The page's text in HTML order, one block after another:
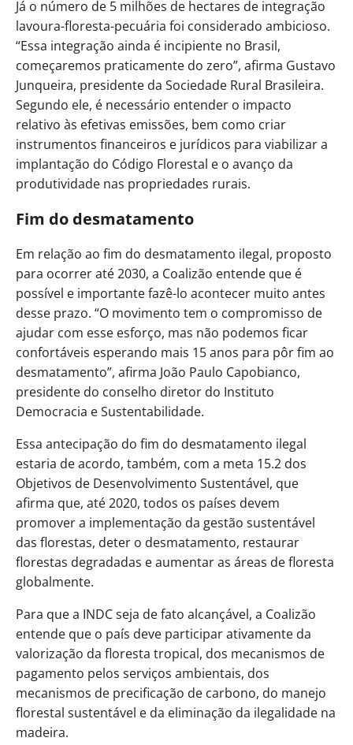
Já o número de 5 milhões de hectares de integração
lavoura-floresta-pecuária foi considerado ambicioso.
“Essa integração ainda é incipiente no Brasil,
começaremos praticamente do zero”, afirma Gustavo
Junqueira, presidente da Sociedade Rural Brasileira.
Segundo ele, é necessário entender o impacto
relativo às efetivas emissões, bem como criar
instrumentos financeiros e jurídicos para viabilizar a
implantação do Código Florestal e o avanço da
produtividade nas propriedades rurais.
Fim do desmatamento
Em relação ao fim do desmatamento ilegal, proposto
para ocorrer até 2030, a Coalizão entende que é
possível e importante fazê-lo acontecer muito antes
desse prazo. “O movimento tem o compromisso de
ajudar com esse esforço, mas não podemos ficar
confortáveis esperando mais 15 anos para pôr fim ao
desmatamento”, afirma João Paulo Capobianco,
presidente do conselho diretor do Instituto
Democracia e Sustentabilidade.
Essa antecipação do fim do desmatamento ilegal
estaria de acordo, também, com a meta 15.2 dos
Objetivos de Desenvolvimento Sustentável, que
afirma que, até 2020, todos os países devem
promover a implementação da gestão sustentável
das florestas, deter o desmatamento, restaurar
florestas degradadas e aumentar as áreas de floresta
globalmente.
Para que a INDC seja de fato alcançável, a Coalizão
entende que o país deve participar ativamente da
valorização da floresta tropical, dos mecanismos de
pagamento pelos serviços ambientais, dos
mecanismos de precificação de carbono, do manejo
florestal sustentável e da eliminação da ilegalidade na
madeira.